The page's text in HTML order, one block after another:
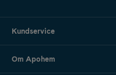
Kundservice
Om Apohem